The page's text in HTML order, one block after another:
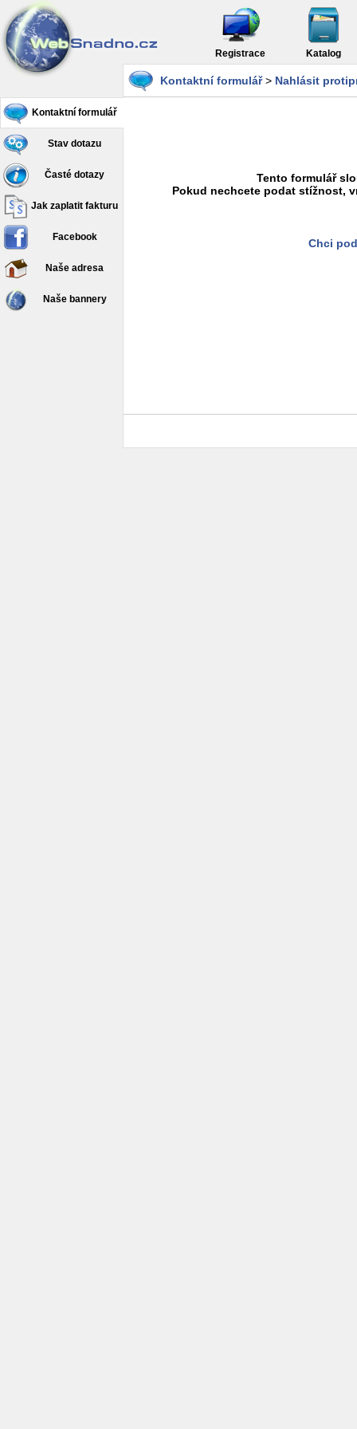
Registrace Katalog
Kontaktní formulář
Stav dotazu
Časté dotazy
Jak zaplatit fakturu
Facebook
Naše adresa
Naše bannery
Kontaktní formulář> Nahlásit
Tento formulář
Pokud nechcete podat stížnost,
Chci